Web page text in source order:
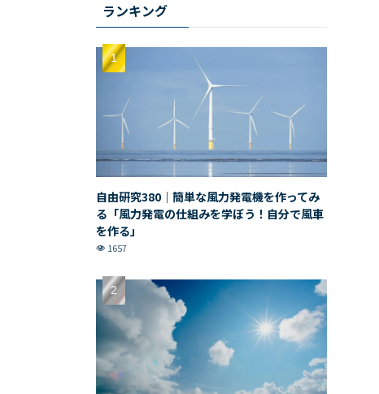
ランキング
自由研究380｜簡単な風力発電機を作ってみ
る「風力発電の仕組みを学ぼう！自分で風車
を作る」
1657